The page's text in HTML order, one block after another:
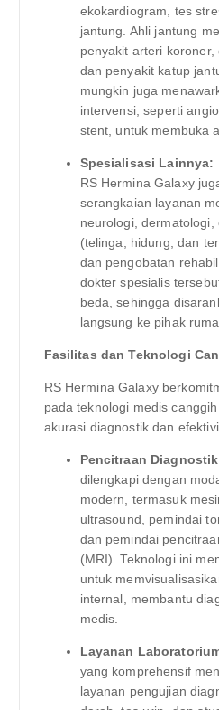
ekokardiogram, tes
jantung. Ahli jantung
penyakit arteri koroner,
dan penyakit katup
mungkin juga
intervensi, seperti
stent, untuk membuka
Spesialisasi Lainnya:
RS Hermina Galaxy
serangkaian layanan
neurologi,
(telinga, hidung, dan
dan pengobatan
dokter spesialis
beda, sehingga
langsung ke pihak
Fasilitas dan Teknologi
RS Hermina Galaxy
pada teknologi medis
akurasi diagnostik dan
Pencitraan
dilengkapi dengan
modern, termasuk
ultrasound, pemindai
dan pemindai
(MRI). Teknologi ini
untuk
internal, membantu
medis.
Layanan
yang komprehensif
layanan pengujian